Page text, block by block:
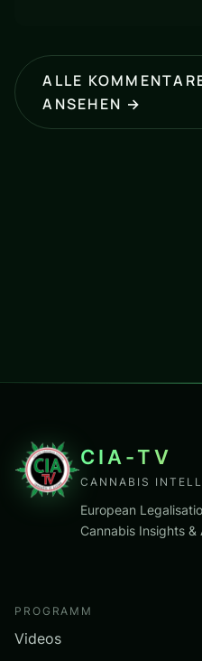
ALLE
ANSEHEN →
CIA-TV
CANNABIS
European
Cannabis Insights &
PROGRAMM
Videos